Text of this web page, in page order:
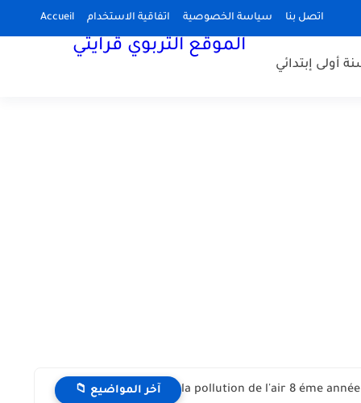
Accueil اتفاقية الاستخدام سياسة الخصوصية اتصل بنا
الموقع التربوي قرايتي
أولى إبتدائي
📁 آخر المواضيع